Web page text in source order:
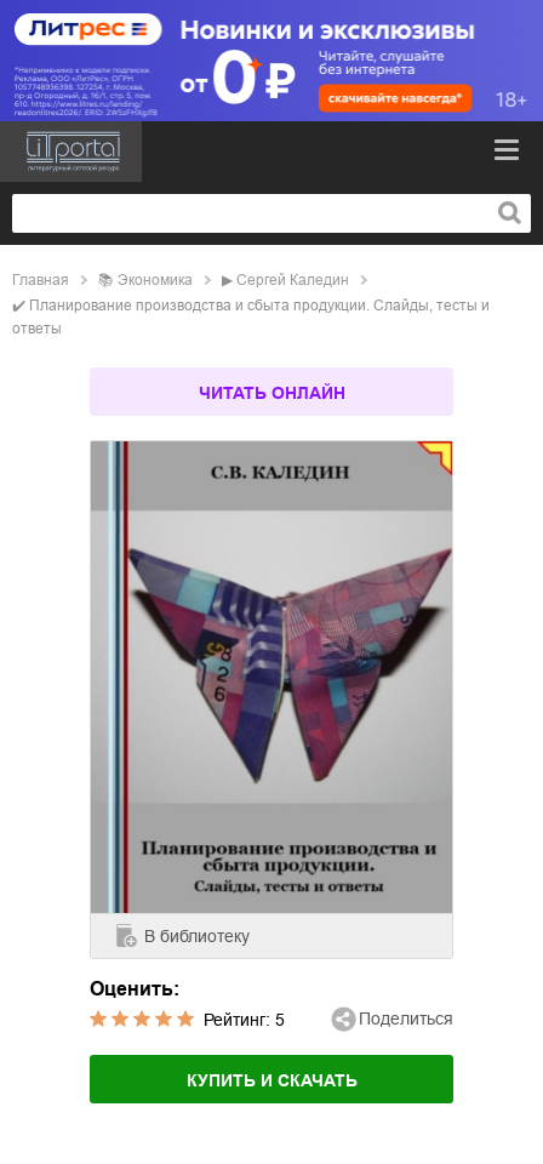
Главная 📚 экономика ▶ Сергей Каледин
✔️ Планирование производства и сбыта продукции. Слайды, тесты и
ответы
ЧИТАТЬ ОНЛАЙН
В библиотеку
Оценить:
Рейтинг: 5 Поделиться
КУПИТЬ И СКАЧАТЬ